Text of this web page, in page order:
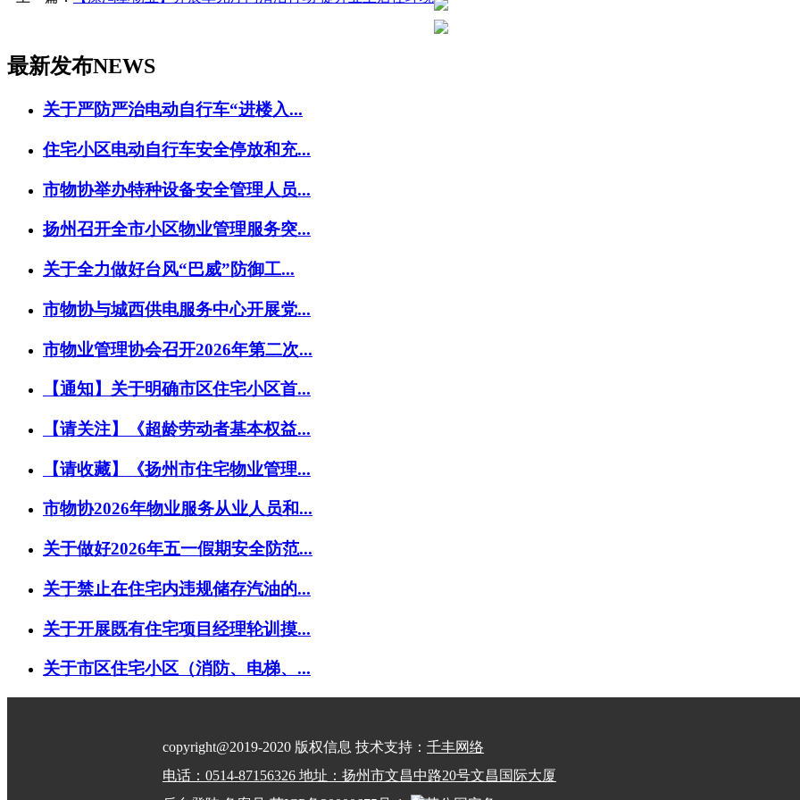
最新发布NEWS
关于严防严治电动自行车“进楼入...
住宅小区电动自行车安全停放和充...
市物协举办特种设备安全管理人员...
扬州召开全市小区物业管理服务突...
关于全力做好台风“巴威”防御工...
市物协与城西供电服务中心开展党...
市物业管理协会召开2026年第二次...
【通知】关于明确市区住宅小区首...
【请关注】《超龄劳动者基本权益...
【请收藏】《扬州市住宅物业管理...
市物协2026年物业服务从业人员和...
关于做好2026年五一假期安全防范...
关于禁止在住宅内违规储存汽油的...
关于开展既有住宅项目经理轮训摸...
关于市区住宅小区（消防、电梯、...
copyright@2019-2020 版权信息 技术支持： 千丰网络
电话：0514-87156326 地址：扬州市文昌中路20号文昌国际大厦